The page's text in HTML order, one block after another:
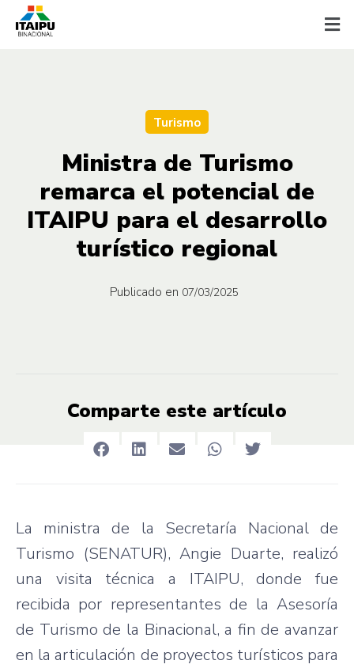
Turismo
Ministra de Turismo
remarca el potencial de
ITAIPU para el desarrollo
turístico regional
Publicado en 07/03/2025
Comparte este artículo
La ministra de la Secretaría Nacional de
Turismo (SENATUR), Angie Duarte, realizó
una visita técnica a ITAIPU, donde fue
recibida por representantes de la Asesoría
de Turismo de la Binacional, a fin de avanzar
en la articulación de proyectos turísticos para